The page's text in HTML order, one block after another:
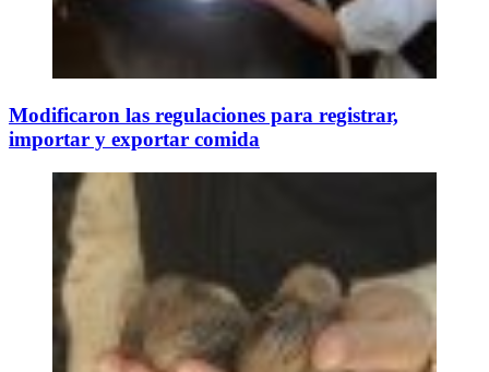
Modificaron las regulaciones para registrar,
importar y exportar comida